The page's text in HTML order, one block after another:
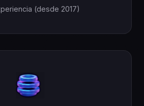
(desde 2017)